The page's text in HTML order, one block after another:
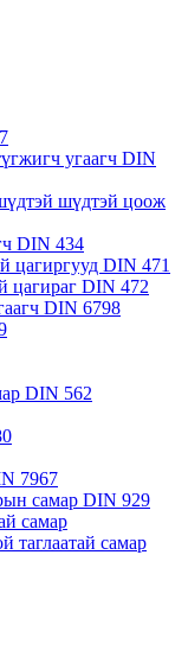
угаагч DIN
шүдтэй цоож
DIN 434
цагиргууд DIN 471
цагираг DIN 472
DIN 6798
DIN 562
7967
самар DIN 929
самар
таглаатай самар